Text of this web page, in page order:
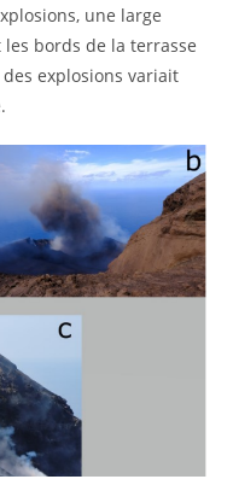
une large
bords de la terrasse
explosions variait